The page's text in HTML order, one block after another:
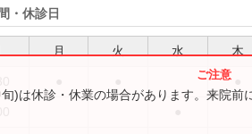
・休診日
月 火 水 木
)は休診・休業の場合があります。来院前